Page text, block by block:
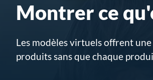
Montrer ce
Les modèles virtuels offrent
produits sans que chaque